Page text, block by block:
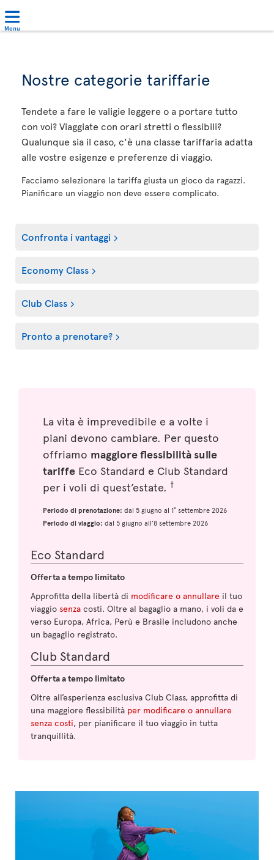
Menu
Nostre categorie tariffarie
Tendete a fare le valigie leggere o a portare tutto
con voi? Viaggiate con orari stretti o flessibili?
Qualunque sia il caso, c'è una classe tariffaria adatta
alle vostre esigenze e preferenze di viaggio.
Facciamo selezionare la tariffa giusta un gioco da ragazzi.
Pianificare un viaggio non deve essere complicato.
Confronta i vantaggi
Economy Class
Club Class
Pronto a prenotare?
La vita è imprevedibile e a volte i
piani devono cambiare. Per questo
offriamo maggiore flessibilità sulle
tariffe Eco Standard e Club Standard
per i voli di quest’estate. †
Periodo di prenotazione: dal 5 giugno al 1° settembre 2026
Periodo di viaggio: dal 5 giugno all’8 settembre 2026
Eco Standard
Offerta a tempo limitato
Approfitta della libertà di modificare o annullare il tuo
viaggio senza costi. Oltre al bagaglio a mano, i voli da e
verso Europa, Africa, Perù e Brasile includono anche
un bagaglio registrato.
Club Standard
Offerta a tempo limitato
Oltre all’esperienza esclusiva Club Class, approfitta di
una maggiore flessibilità per modificare o annullare
senza costi, per pianificare il tuo viaggio in tutta
tranquillità.